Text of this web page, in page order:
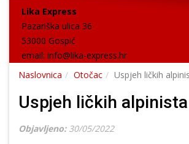
Lika Express
Pazariška ulica 36
53000 Gospić
email: info@lika-express.hr
Naslovnica
Otočac Uspjeh ličkih
Uspjeh ličkih
Objavljeno: 30/05/2022